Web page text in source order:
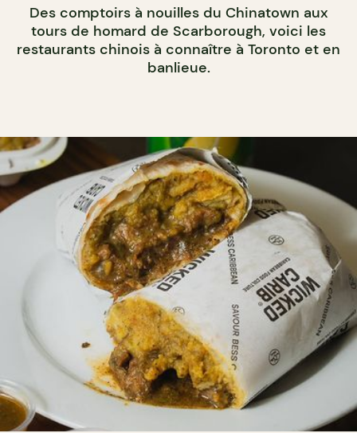
Des comptoirs à nouilles du Chinatown aux
tours de homard de Scarborough, voici les
restaurants chinois à connaître à Toronto et en
banlieue.